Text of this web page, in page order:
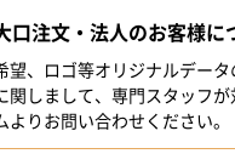
#40代
口注文・法人のお客様に
望、ロゴ等オリジナルデー
関しまして、専門スタッフ
りお問い合わせください。